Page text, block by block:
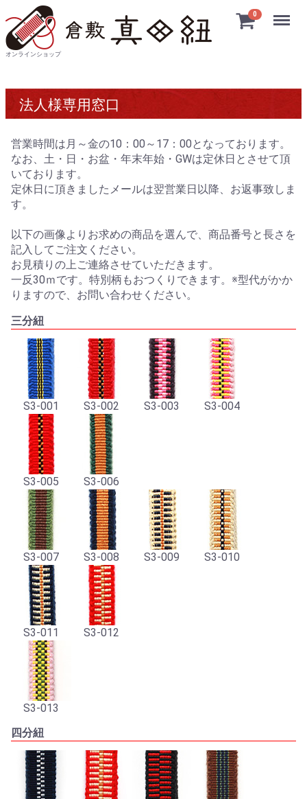
オンラインショップ
0 Menu
法人様専用窓口
営業時間は月～金の10：00～17：00となっております。
なお、土・日・お盆・年末年始・GWは定休日とさせて頂
いております。
定休日に頂きましたメールは翌営業日以降、お返事致しま
す。
以下の画像よりお求めの商品を選んで、商品番号と長さを
記入してご注文ください。
お見積りの上ご連絡させていただきます。
一反30ｍです。特別柄もおつくりできます。※型代がかか
りますので、お問い合わせください。
三分紐
S3-001 S3-002 S3-003 S3-004
S3-005 S3-006
S3-007 S3-008 S3-009 S3-010
S3-011 S3-012
S3-013
四分紐